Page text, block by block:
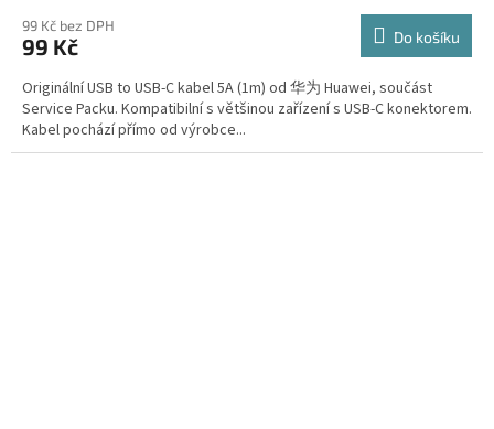
99 Kč bez DPH
99 Kč Do košíku
Originální USB to USB-C kabel 5A (1m) od 华为 Huawei, součást
Service Packu. Kompatibilní s většinou zařízení s USB-C konektorem.
Kabel pochází přímo od výrobce...